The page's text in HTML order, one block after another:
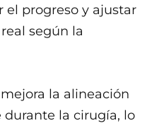
progreso y ajustar
según la
mejora la alineación
la cirugía, lo